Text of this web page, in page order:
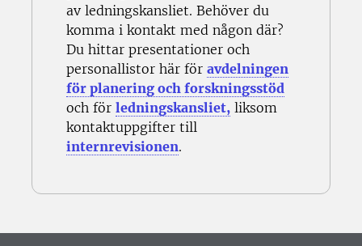
av ledningskansliet. Behöver du
komma i kontakt med någon där?
Du hittar presentationer och
personallistor här för avdelningen
för planering och forskningsstöd
och för ledningskansliet, liksom
kontaktuppgifter till
internrevisionen.